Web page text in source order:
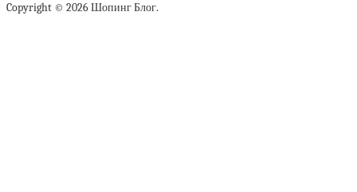
Copyright © 2026 Шопинг Блог.